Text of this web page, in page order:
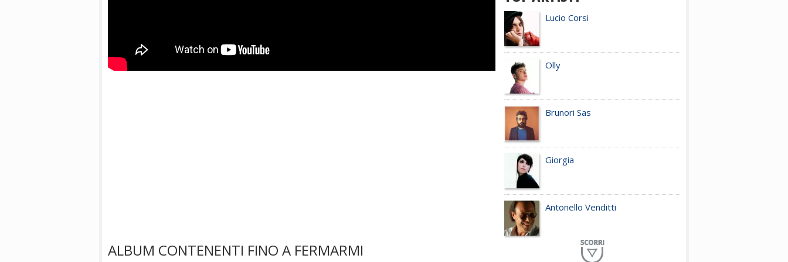
ALBUM CONTENENTI FINO A FERMARMI
Lucio Corsi
Olly
Brunori Sas
Giorgia
Antonello Venditti
Planet Funk